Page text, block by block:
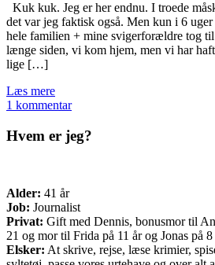
Kuk kuk. Jeg er her endnu. I troede
det var jeg faktisk også. Men kun i 6
hele familien + mine svigerforældre tog
længe siden, vi kom hjem, men vi har
lige […]
Læs mere
1 kommentar
Hvem er jeg?
Alder: 41 år
Job: Journalist
Privat: Gift med Dennis, bonusmor til
21 og mor til Frida på 11 år og Jonas på 8
Elsker: At skrive, rejse, læse krimier,